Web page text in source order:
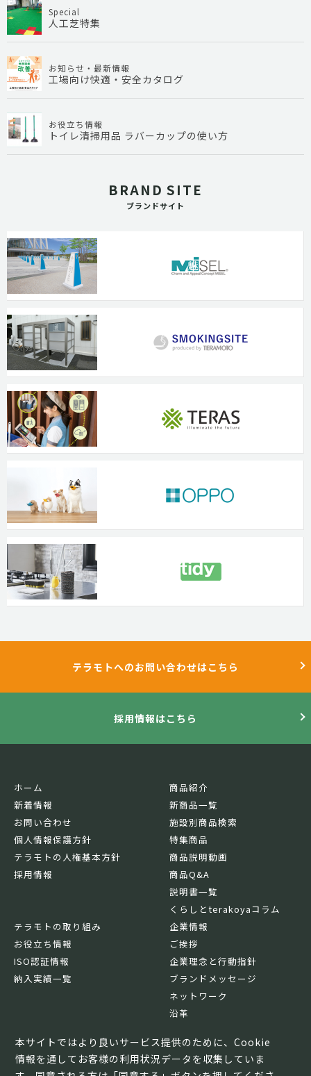
Special
人工芝特集
お知らせ・最新情報
工場向け快適・安全カタログ
お役立ち情報
トイレ清掃用品 ラバーカップの使い方
BRAND SITE
ブランドサイト
本サイトではより良いサービス提供のために、Cookie
情報を通してお客様の利用状況データを収集していま
テラモトへのお問い合わせはこちら
採用情報はこちら
ホーム
新着情報
お問い合わせ
個人情報保護方針
テラモトの人権基本方針
採用情報
商品紹介
新商品一覧
施設別商品検索
特集商品
商品説明動画
商品Q&A
説明書一覧
くらしとterakoyaコラム
テラモトの取り組み
お役立ち情報
ISO認証情報
納入実績一覧
企業情報
ご挨拶
企業理念と行動指針
ブランドメッセージ
ネットワーク
沿革